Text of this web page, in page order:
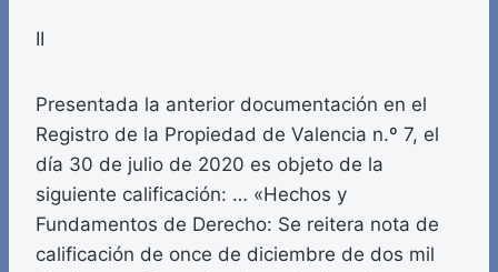
II
Presentada la anterior documentación en el
Registro de la Propiedad de Valencia n.º 7, el
día 30 de julio de 2020 es objeto de la
siguiente calificación: … «Hechos y
Fundamentos de Derecho: Se reitera nota de
calificación de once de diciembre de dos mil